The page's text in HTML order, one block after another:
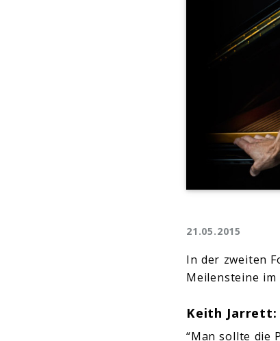
21.05.2015
In der zweiten
Meilensteine im
Keith Jarrett:
“Man sollte die